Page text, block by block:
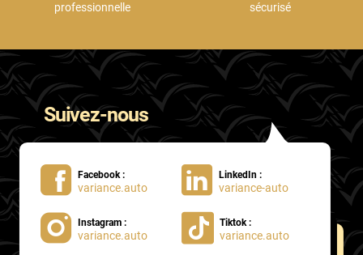
professionnelle
sécurisé
Suivez-nous
Facebook :
variance.auto
LinkedIn :
variance-auto
Instagram :
variance.auto
Tiktok :
variance.auto